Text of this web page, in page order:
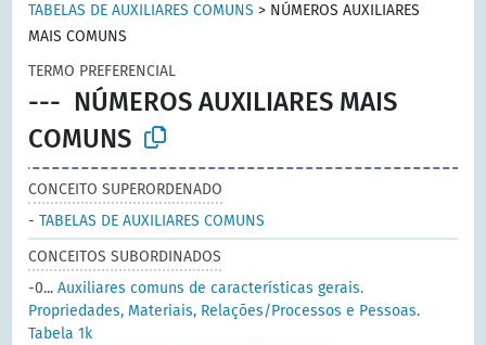
TABELAS DE AUXILIARES COMUNS > NÚMEROS AUXILIARES
MAIS COMUNS
TERMO PREFERENCIAL
--- NÚMEROS AUXILIARES MAIS
COMUNS
CONCEITO SUPERORDENADO
-TABELAS DE AUXILIARES COMUNS
CONCEITOS SUBORDINADOS
-0...Auxiliares comuns de características gerais.
Propriedades, Materiais, Relações/Processos e Pessoas.
Tabela 1k